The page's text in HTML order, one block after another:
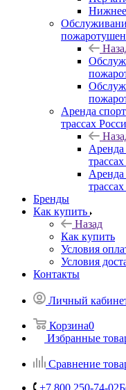
Нижнее
Аренда
трассах
Бренды
Как купить
Назад
Как купить
Условия
Условия
Контакты
Личный
Корзина0
Избранные
Сравнение
+7 800 250-74-02